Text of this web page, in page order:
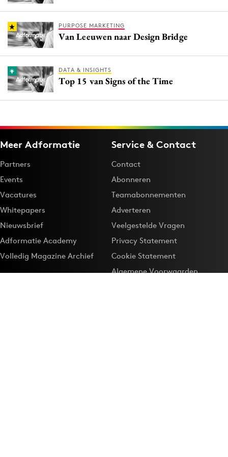
PURPOSE MARKETING
Van Leeuwen naar Design Bridge
DATA & INSIGHTS
Top 15 van Signs of the Time
Meer Adformatie
Partners
Events
Vacatures
Whitepapers
Nieuwsbrief
Adformatie Academy
Volledig Magazine Archief
Service & Contact
Contact
Abonneren
Teamabonnementen
Adverteren
Veelgestelde Vragen
Privacy Statement
Cookie Statement
Algemene Voorwaarden